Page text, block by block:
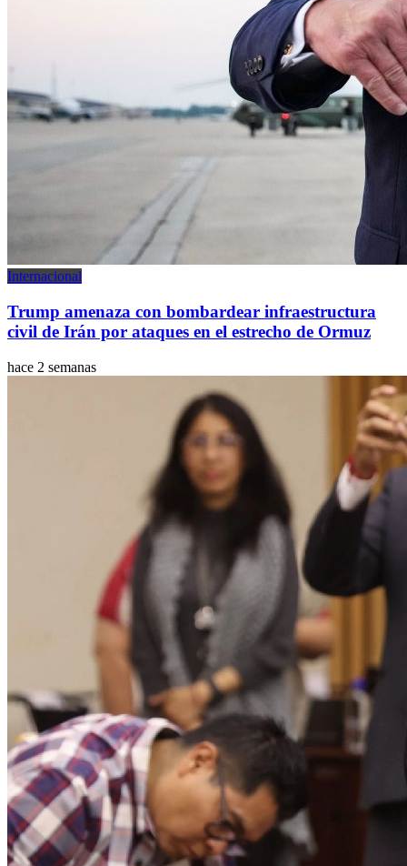
Internacional
Trump amenaza con bombardear infraestructura
civil de Irán por ataques en el estrecho de Ormuz
hace 2 semanas